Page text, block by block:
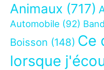
Animaux (717)
Automobile (92)
Boisson (148) Ce
lorsque